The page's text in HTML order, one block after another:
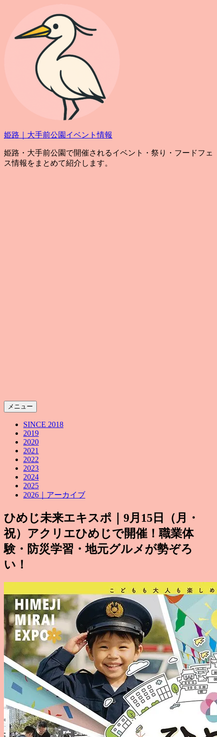
姫路｜大手前公園イベント情報
姫路・大手前公園で開催されるイベント・祭り・フードフェ
ス情報をまとめて紹介します。
メニュー
SINCE 2018
2019
2020
2021
2022
2023
2024
2025
2026｜アーカイブ
ひめじ未来エキスポ｜9月15日（月・
祝）アクリエひめじで開催！職業体
験・防災学習・地元グルメが勢ぞろ
い！